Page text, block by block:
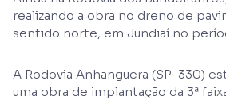
realizando a obra no dreno de
sentido norte, em Jundiaí no
A Rodovia Anhanguera (SP-330)
uma obra de implantação da 3ª